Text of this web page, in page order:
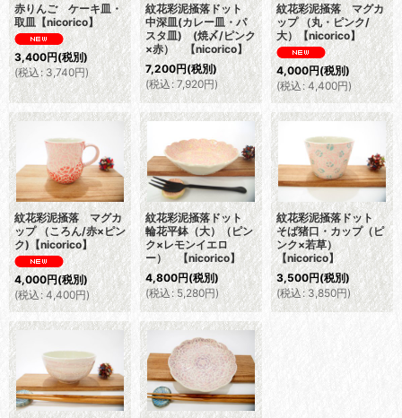
赤りんご ケーキ皿・
取皿【nicorico】
3,400円(税別)
(税込: 3,740円)
紋花彩泥掻落ドット
中深皿(カレー皿・パ
スタ皿) (焼〆/ピンク
×赤） 【nicorico】
7,200円(税別)
(税込 : 7,920円)
紋花彩泥掻落 マグカ
ップ （丸・ピンク/
大）【nicorico】
4,000円(税別)
(税込: 4,400円)
紋花彩泥掻落 マグカ
ップ （ころん/赤×ピン
ク)【nicorico】
4,000円(税別)
(税込 : 4,400円)
紋花彩泥掻落ドット
輪花平鉢（大）（ピン
ク×レモンイエロ
ー） 【nicorico】
4,800円(税別)
(税込: 5,280円)
紋花彩泥掻落ドット
そば猪口・カップ（ピ
ンク×若草）
【nicorico】
3,500円(税別)
(税込: 3,850円)